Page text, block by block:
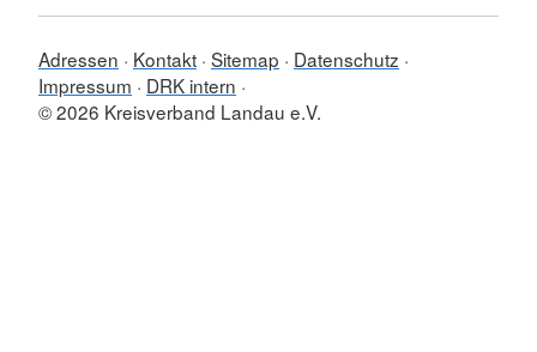
Adressen Kontakt Sitemap
Datenschutz
Impressum
DRK intern
© 2026 Kreisverband Landau e.V.